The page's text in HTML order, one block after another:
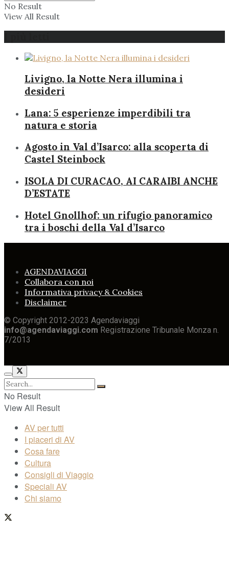
No Result
View All Result
Livigno, la Notte Nera illumina i
desideri
Lana: 5 esperienze imperdibili tra
natura e storia
Agosto in Val d’Isarco: alla scoperta di
Castel Steinbock
ISOLA DI CURACAO, AI CARAIBI ANCHE
D’ESTATE
Hotel Gnollhof: un rifugio panoramico
tra i boschi della Val d’Isarco
AGENDAVIAGGI
Collabora con noi
Informativa privacy & Cookies
Disclaimer
© Copyright 2012-2023 Agendaviaggi
info@agendaviaggi.com Registrazione Tribunale Monza n.
7/2013
No Result
View All Result
AV per tutti
I piaceri di AV
Cosa fare
Cultura
Consigli di Viaggio
Speciali AV
Chi siamo